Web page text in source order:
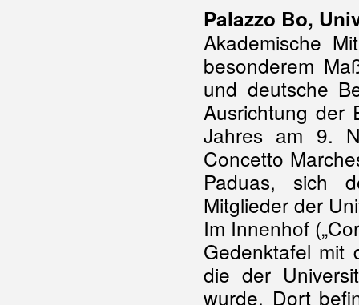
Palazzo Bo,
Akademische
besonderem
und deutsche
Ausrichtung der
Jahres am 9.
Concetto
Paduas, sich
Mitglieder der
Im Innenhof
Gedenktafel mit
die der
wurde. Dort